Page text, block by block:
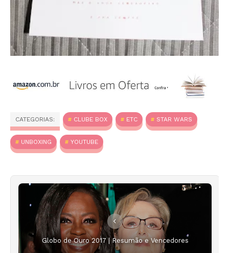
CATEGORIAS: CLUBE BOX ETC STAR WARS
UNBOXING YOUTUBE
Globo de Ouro 2017 | Resumão e Vencedores